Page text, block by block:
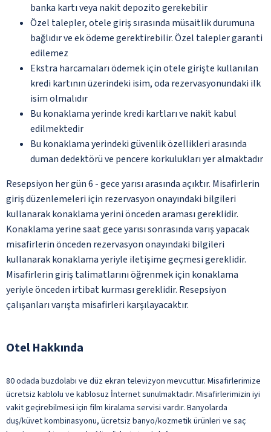
banka kartı veya nakit depozito gerekebilir
Özel talepler, otele giriş sırasında müsaitlik durumuna
bağlıdır ve ek ödeme gerektirebilir. Özel talepler garanti
edilemez
Ekstra harcamaları ödemek için otele girişte kullanılan
kredi kartının üzerindeki isim, oda rezervasyonundaki ilk
isim olmalıdır
Bu konaklama yerinde kredi kartları ve nakit kabul
edilmektedir
Bu konaklama yerindeki güvenlik özellikleri arasında
duman dedektörü ve pencere korkulukları yer almaktadır
Resepsiyon her gün 6 - gece yarısı arasında açıktır. Misafirlerin
giriş düzenlemeleri için rezervasyon onayındaki bilgileri
kullanarak konaklama yerini önceden araması gereklidir.
Konaklama yerine saat gece yarısı sonrasında varış yapacak
misafirlerin önceden rezervasyon onayındaki bilgileri
kullanarak konaklama yeriyle iletişime geçmesi gereklidir.
Misafirlerin giriş talimatlarını öğrenmek için konaklama
yeriyle önceden irtibat kurması gereklidir. Resepsiyon
çalışanları varışta misafirleri karşılayacaktır.
Otel Hakkında
80 odada buzdolabı ve düz ekran televizyon mevcuttur. Misafirlerimize
ücretsiz kablolu ve kablosuz İnternet sunulmaktadır. Misafirlerimizin iyi
vakit geçirebilmesi için film kiralama servisi vardır. Banyolarda
duş/küvet kombinasyonu, ücretsiz banyo/kozmetik ürünleri ve saç